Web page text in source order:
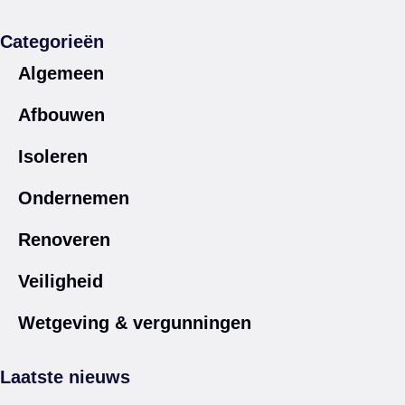
Categorieën
Algemeen
Afbouwen
Isoleren
Ondernemen
Renoveren
Veiligheid
Wetgeving & vergunningen
Laatste nieuws